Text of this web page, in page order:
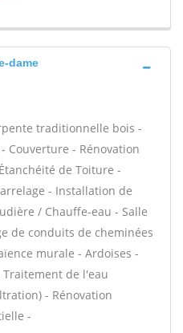
dame
traditionnelle bois -
Couverture - Rénovation
de Toiture -
- Installation de
/ Chauffe-eau - Salle
de conduits de cheminées
murale - Ardoises -
de l'eau
- Rénovation
-